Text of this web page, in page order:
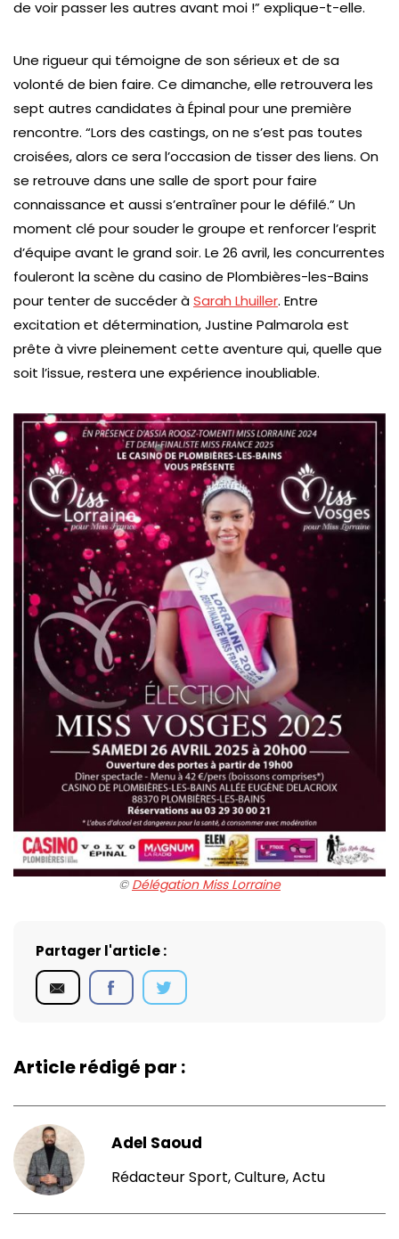
de voir passer les autres avant moi !” explique-t-elle.
Une rigueur qui témoigne de son sérieux et de sa
volonté de bien faire. Ce dimanche, elle retrouvera les
sept autres candidates à Épinal pour une première
rencontre. “Lors des castings, on ne s’est pas toutes
croisées, alors ce sera l’occasion de tisser des liens. On
se retrouve dans une salle de sport pour faire
connaissance et aussi s’entraîner pour le défilé.” Un
moment clé pour souder le groupe et renforcer l’esprit
d’équipe avant le grand soir. Le 26 avril, les concurrentes
fouleront la scène du casino de Plombières-les-Bains
pour tenter de succéder àSarah Lhuiller. Entre
excitation et détermination, Justine Palmarola est
prête à vivre pleinement cette aventure qui, quelle que
soit l’issue, restera une expérience inoubliable.
©️ Délégation Miss Lorraine
Partager l'article :
Article rédigé par :
Adel Saoud
Rédacteur Sport, Culture, Actu